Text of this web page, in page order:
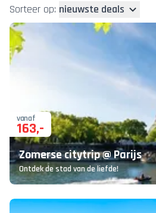
Sorteer op: nieuwste deals
vanaf
163,-
Zomerse citytrip @ Parijs
Ontdek de stad van de liefde!